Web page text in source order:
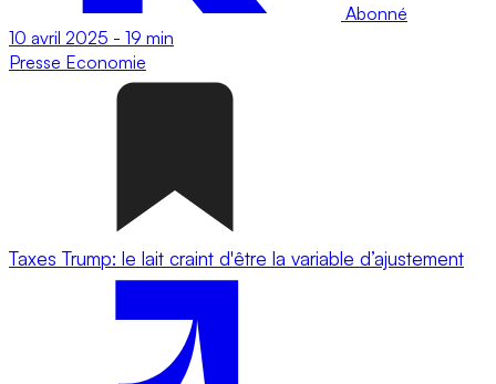
Abonné
10 avril 2025 - 19 min
Presse Economie
Taxes Trump: le lait craint d'être la variable d’ajustement